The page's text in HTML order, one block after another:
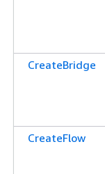
CreateBridge
CreateFlow